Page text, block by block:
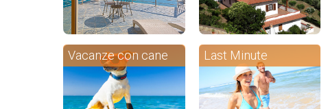
Vacanze con cane Last Minute